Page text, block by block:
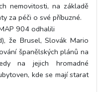
nemovitosti, na základě
za péči o své příbuzné.
904 odhalili
že Brusel, Slovák Mario
španělských plánů na
na jejich hromadné
kde se mají starat